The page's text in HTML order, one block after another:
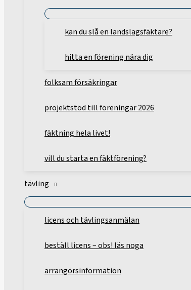
kan du slå en landslagsfäktare?
hitta en förening nära dig
folksam försäkringar
projektstöd till föreningar 2026
fäktning hela livet!
vill du starta en fäktförening?
tävling
licens och tävlingsanmälan
beställ licens – obs! läs noga
arrangörsinformation